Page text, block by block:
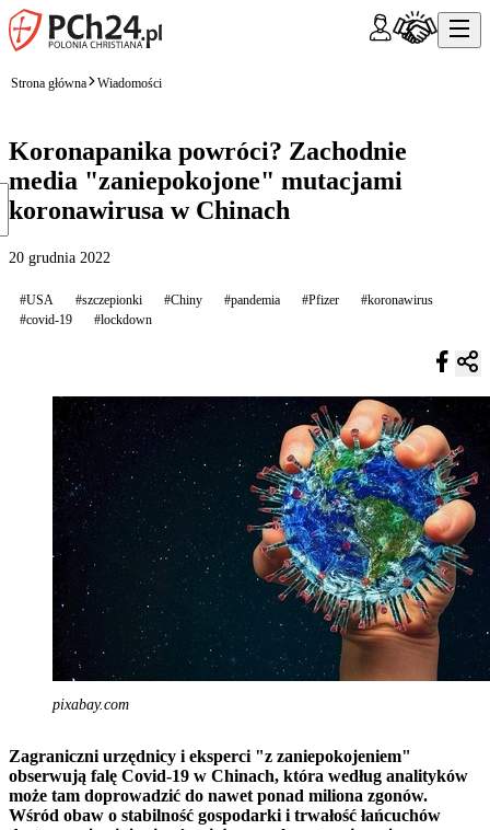
Strona główna Wiadomości
Koronapanika powróci? Zachodnie
media "zaniepokojone" mutacjami
koronawirusa w Chinach
20 grudnia 2022
#USA #szczepionki #Chiny #pandemia #Pfizer
#koronawirus
#covid-19
#lockdown
pixabay.com
Zagraniczni urzędnicy i eksperci "z zaniepokojeniem"
obserwują falę Covid-19 w Chinach, która według analityków
może tam doprowadzić do nawet ponad miliona zgonów.
Wśród obaw o stabilność gospodarki i trwałość łańcuchów